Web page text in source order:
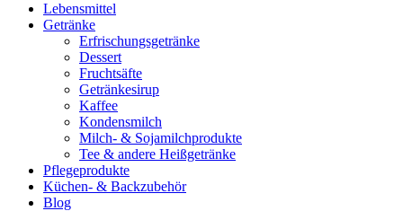
Lebensmittel
Getränke
Erfrischungsgetränke
Dessert
Fruchtsäfte
Getränkesirup
Kaffee
Kondensmilch
Milch- & Sojamilchprodukte
Tee & andere Heißgetränke
Pflegeprodukte
Küchen- & Backzubehör
Blog